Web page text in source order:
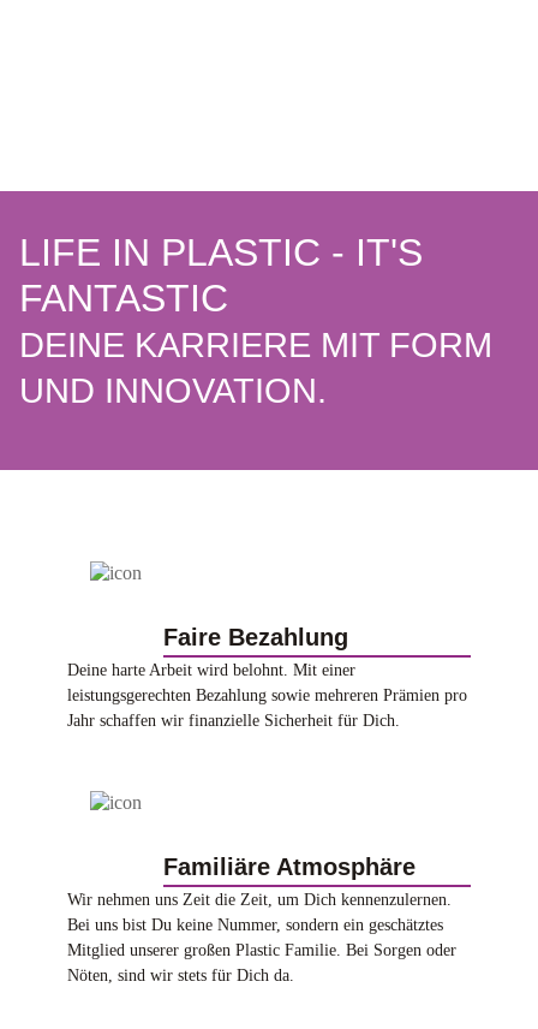
LIFE IN PLASTIC - IT'S
FANTASTIC
DEINE KARRIERE MIT FORM
UND INNOVATION.
Faire Bezahlung
Deine harte Arbeit wird belohnt. Mit einer
leistungsgerechten Bezahlung sowie mehreren Prämien pro
Jahr schaffen wir finanzielle Sicherheit für Dich.
Familiäre Atmosphäre
Wir nehmen uns Zeit die Zeit, um Dich kennenzulernen.
Bei uns bist Du keine Nummer, sondern ein geschätztes
Mitglied unserer großen Plastic Familie. Bei Sorgen oder
Nöten, sind wir stets für Dich da.